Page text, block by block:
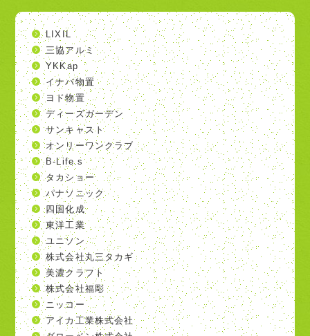
LIXIL
三協アルミ
YKKap
イナバ物置
ヨド物置
ディーズガーデン
サンキャスト
オンリーワンクラブ
B-Life.s
タカショー
パナソニック
四国化成
東洋工業
ユニソン
株式会社丸三タカギ
美濃クラフト
株式会社福彫
ニッコー
アイカ工業株式会社